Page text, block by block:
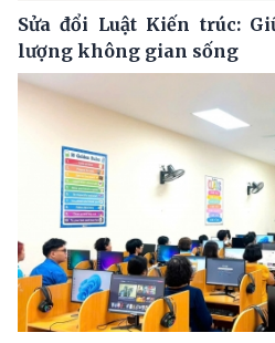
Sửa đổi Luật Kiến trúc:
lượng không gian sống